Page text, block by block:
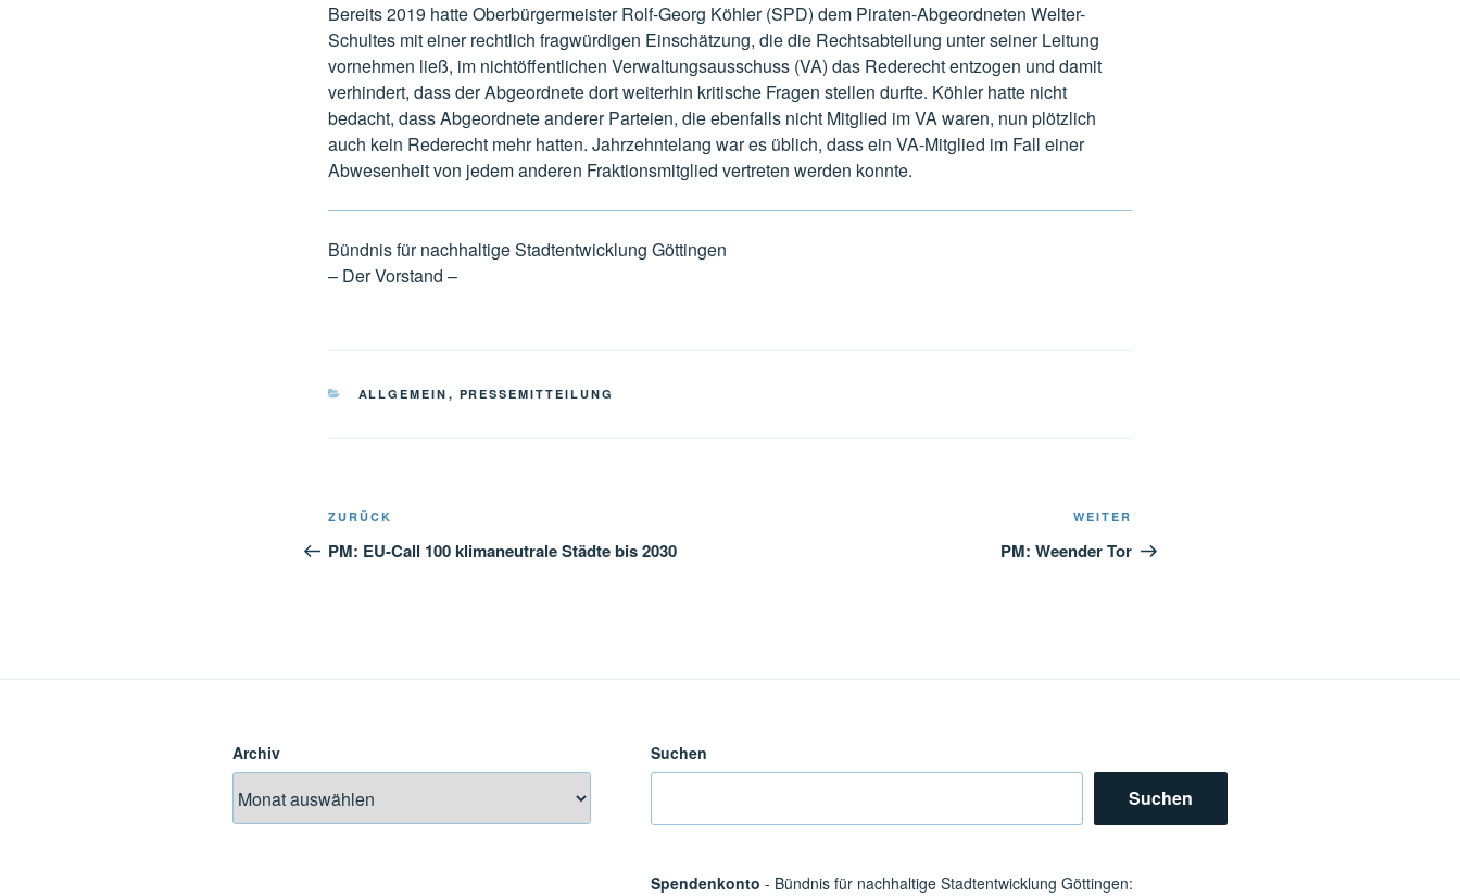
Bereits 2019 hatte Oberbürgermeister Rolf-Georg Köhler (SPD) dem Piraten-Abgeordneten Welter-
Schultes mit einer rechtlich fragwürdigen Einschätzung, die die Rechtsabteilung unter seiner Leitung
vornehmen ließ, im nichtöffentlichen Verwaltungsausschuss (VA) das Rederecht entzogen und damit
verhindert, dass der Abgeordnete dort weiterhin kritische Fragen stellen durfte. Köhler hatte nicht
bedacht, dass Abgeordnete anderer Parteien, die ebenfalls nicht Mitglied im VA waren, nun plötzlich
auch kein Rederecht mehr hatten. Jahrzehntelang war es üblich, dass ein VA-Mitglied im Fall einer
Abwesenheit von jedem anderen Fraktionsmitglied vertreten werden konnte.
Bündnis für nachhaltige Stadtentwicklung Göttingen
– Der Vorstand –
KATEGORIEN
ALLGEMEIN , PRESSEMITTEILUNG
Beitragsnavigation
Vorheriger
Beitrag
ZURÜCK
PM: EU-Call 100 klimaneutrale Städte bis 2030
Beitrag
WEITER
PM: Weender Tor
Archiv Suchen
Suchen
Spendenkonto - Bündnis für nachhaltige Stadtentwicklung Göttingen: